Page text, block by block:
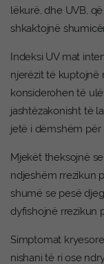
lëkurë, dhe UVB,
shkaktojnë
Indeksi UV mat
njerëzit të kuptojnë
konsiderohen të
jashtëzakonisht të
jetë i dëmshëm për
Mjekët theksojnë
ndjeshëm rrezikun
shumë se pesë
dyfishojnë rrezikun
Simptomat
nishani të ri ose